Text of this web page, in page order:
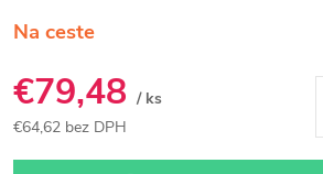
Na ceste
€79,48 / ks
€64,62 bez DPH